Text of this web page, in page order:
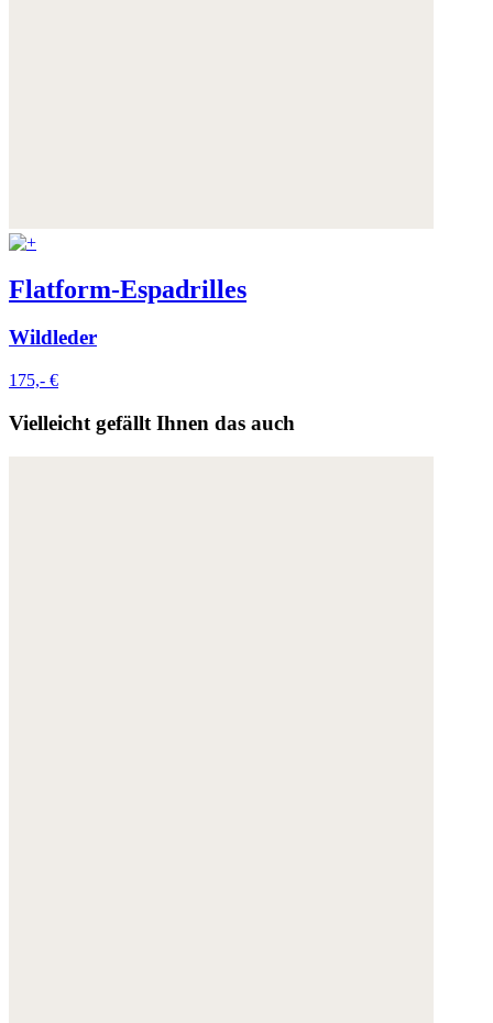
Flatform-Espadrilles
Wildleder
175,- €
Vielleicht gefällt Ihnen das auch